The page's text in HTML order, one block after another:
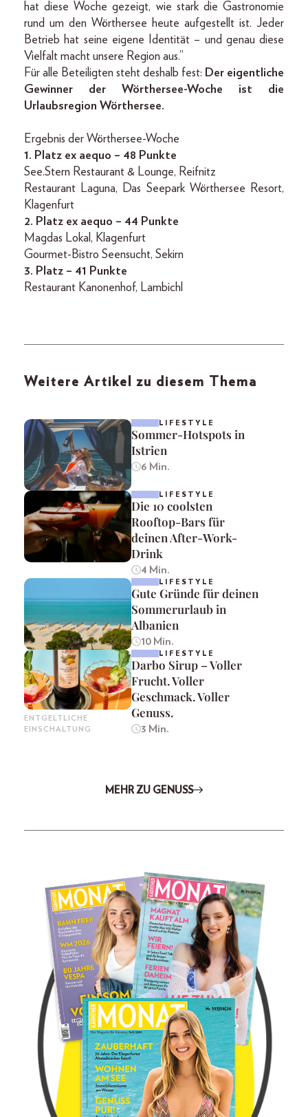
hat diese Woche gezeigt, wie stark die Gastronomie
rund um den Wörthersee heute aufgestellt ist. Jeder
Betrieb hat seine eigene Identität – und genau diese
Vielfalt macht unsere Region aus.”
Für alle Beteiligten steht deshalb fest: Der eigentliche
Gewinner der Wörthersee-Woche ist die
Urlaubsregion Wörthersee.
Ergebnis der Wörthersee-Woche
1. Platz ex aequo – 48 Punkte
See.Stern Restaurant & Lounge, Reifnitz
Restaurant Laguna, Das Seepark Wörthersee Resort,
Klagenfurt
2. Platz ex aequo – 44 Punkte
Magdas Lokal, Klagenfurt
Gourmet-Bistro Seensucht, Sekirn
3. Platz – 41 Punkte
Restaurant Kanonenhof, Lambichl
Weitere Artikel zu diesem Thema
LIFESTYLE
Sommer-Hotspots in
Istrien
6 Min.
LIFESTYLE
Die 10 coolsten
Rooftop-Bars für
deinen After-Work-
Drink
4 Min.
LIFESTYLE
Gute Gründe für deinen
Sommerurlaub in
Albanien
10 Min.
ENTGELTLICHE
EINSCHALTUNG
LIFESTYLE
Darbo Sirup – Voller
Frucht. Voller
Geschmack. Voller
Genuss.
3 Min.
MEHR ZU GENUSS